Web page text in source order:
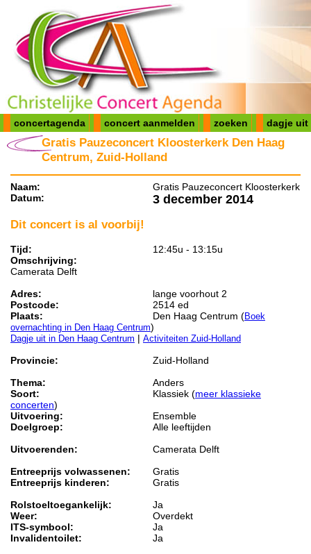
concertagenda concert aanmelden zoeken dagje uit
Gratis Pauzeconcert Kloosterkerk Den Haag
Centrum, Zuid-Holland
Naam:
Gratis Pauzeconcert Kloosterkerk
Datum:
3 december 2014
Dit concert is al voorbij!
Tijd:
12:45u - 13:15u
Omschrijving:
Camerata Delft
Adres:
lange voorhout 2
Postcode:
2514 ed
Plaats:
Den Haag Centrum (Boek
overnachting in Den Haag Centrum)
Dagje uit in Den Haag Centrum | Activiteiten Zuid-Holland
Provincie:
Zuid-Holland
Thema:
Anders
Soort:
Klassiek (meer klassieke
concerten)
Uitvoering:
Ensemble
Doelgroep:
Alle leeftijden
Uitvoerenden:
Camerata Delft
Entreeprijs volwassenen:
Gratis
Entreeprijs kinderen:
Gratis
Rolstoeltoegankelijk:
Ja
Weer:
Overdekt
ITS-symbool:
Ja
Invalidentoilet:
Ja